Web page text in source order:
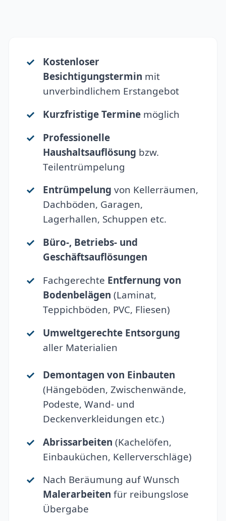
Kostenloser
Besichtigungstermin mit
unverbindlichem Erstangebot
Kurzfristige Terminemöglich
Professionelle
Haushaltsauflösung bzw.
Teilentrümpelung
Entrümpelung von Kellerräumen,
Dachböden, Garagen,
Lagerhallen, Schuppen etc.
Büro-, Betriebs- und
Geschäftsauflösungen
Fachgerechte Entfernung von
Bodenbelägen (Laminat,
Teppichböden, PVC, Fliesen)
Umweltgerechte Entsorgung
aller Materialien
Demontagen von Einbauten
(Hängeböden, Zwischenwände,
Podeste, Wand- und
Deckenverkleidungen etc.)
Abrissarbeiten (Kachelöfen,
Einbauküchen, Kellerverschläge)
Nach Beräumung auf Wunsch
Malerarbeiten für reibungslose
Übergabe